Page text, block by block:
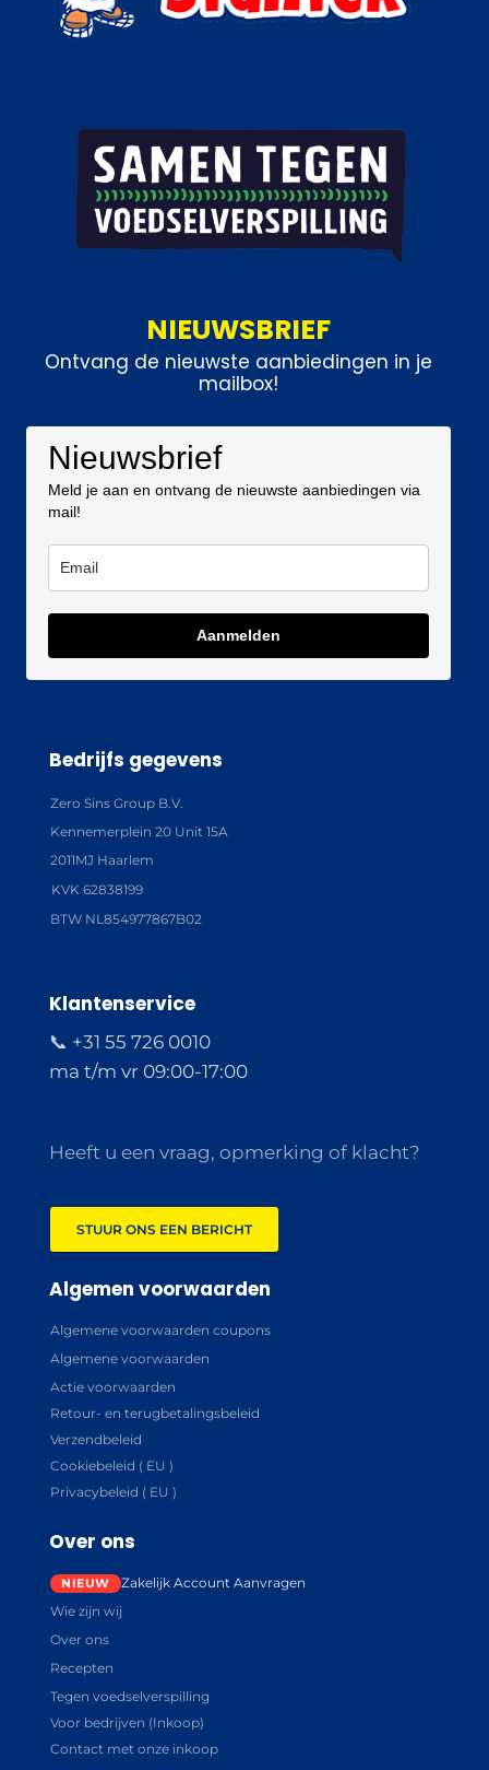
NIEUWSBRIEF
Ontvang de nieuwste aanbiedingen in je
mailbox!
Nieuwsbrief
Meld je aan en ontvang de nieuwste aanbiedingen via
mail!
Aanmelden
Bedrijfs gegevens
Zero Sins Group B.V.
Kennemerplein 20 Unit 15A
2011MJ Haarlem
KVK 62838199
BTW NL854977867B02
Klantenservice
📞 +31 55 726 0010
ma t/m vr 09:00-17:00
Heeft u een vraag, opmerking of klacht?
STUUR ONS EEN BERICHT
Algemen voorwaarden
Algemene voorwaarden coupons
Algemene voorwaarden
Actie voorwaarden
Retour- en terugbetalingsbeleid
Verzendbeleid
Cookiebeleid ( EU )
Privacybeleid ( EU )
Over ons
Zakelijk Account Aanvragen
Wie zijn wij
Over ons
Recepten
Tegen voedselverspilling
Voor bedrijven (Inkoop)
Contact met onze inkoop